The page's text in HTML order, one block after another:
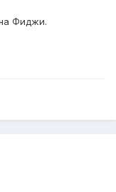
Фиджи.